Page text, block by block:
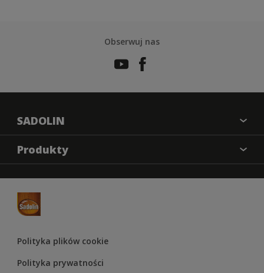
Obserwuj nas
SADOLIN
O nas
Kontakt
Mapa strony
Odwzorowanie kolorów
Materiały marketingowe
Regulamin Konkursu Sadolin 2025
Produkty
Impregnat
Lakier
Olej
Polityka plików cookie
Polityka prywatności